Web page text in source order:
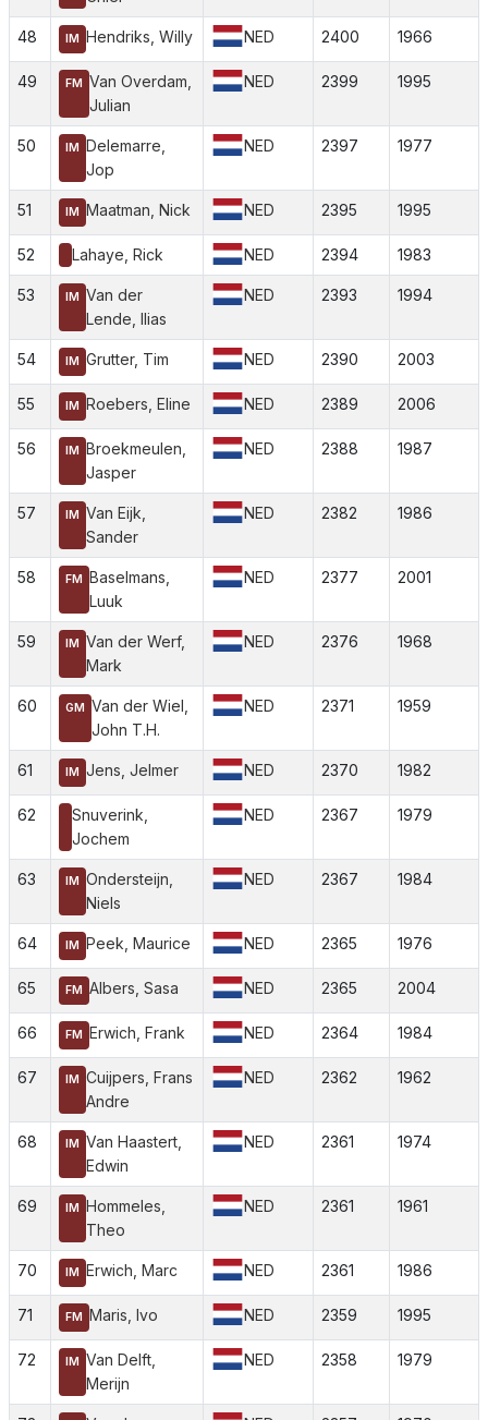
48 IM Hendriks, Willy NED 2400 1966
49 FM Van Overdam,
Julian
NED 2399 1995
50 IM Delemarre,
Jop
NED 2397 1977
51 IM Maatman, Nick NED 2395 1995
52 Lahaye, Rick NED 2394 1983
53 IM Van der
Lende, Ilias
NED 2393 1994
54 IM Grutter, Tim NED 2390 2003
55 IM Roebers, Eline NED 2389 2006
56 IM Broekmeulen,
Jasper
NED 2388 1987
57 IM Van Eijk,
Sander
NED 2382 1986
58 FM Baselmans,
Luuk
NED 2377 2001
59 IM Van der Werf,
Mark
NED 2376 1968
60 GM Van der Wiel,
John T.H.
NED 2371 1959
61 IM Jens, Jelmer NED 2370 1982
62
Snuverink,
Jochem
NED 2367 1979
63 IM Ondersteijn,
Niels
NED 2367 1984
64 IM Peek, Maurice NED 2365 1976
65 FM Albers, Sasa NED 2365 2004
66 FM Erwich, Frank NED 2364 1984
67 IM Cuijpers, Frans
Andre
NED 2362 1962
68 IM Van Haastert,
Edwin
NED 2361 1974
69 IM Hommeles,
Theo
NED 2361 1961
70 IM Erwich, Marc NED 2361 1986
71 FM Maris, Ivo NED 2359 1995
72 IM Van Delft,
Merijn
NED 2358 1979